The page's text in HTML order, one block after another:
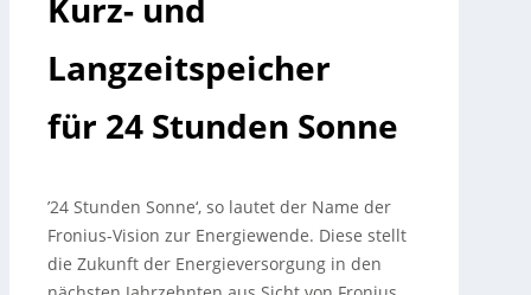
Kurz- und
Langzeitspeicher
für 24 Stunden Sonne
’24 Stunden Sonne‘, so lautet der Name der
Fronius-Vision zur Energiewende. Diese stellt
die Zukunft der Energieversorgung in den